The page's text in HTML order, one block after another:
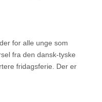
for alle unge som
fra den dansk-tyske
fridagsferie. Der er